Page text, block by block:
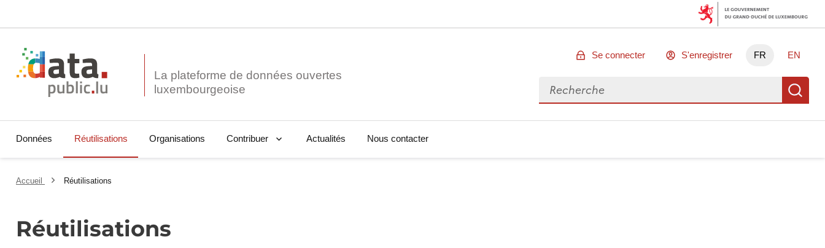
La plateforme de données ouvertes
Se connecter S'enregistrer FR EN
Rechercher des données
Données Réutilisations Organisations Contribuer Actualités Nous contacter
Accueil Réutilisations
Réutilisations